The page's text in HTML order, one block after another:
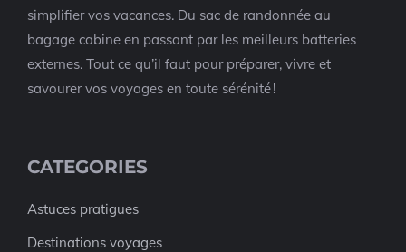
simplifier vos vacances. Du sac de randonnée au
bagage cabine en passant par les meilleurs batteries
externes. Tout ce qu’il faut pour préparer, vivre et
savourer vos voyages en toute sérénité !
CATEGORIES
Astuces pratigues
Destinations voyages